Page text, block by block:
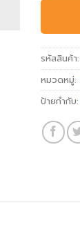
รหัสสินค้า:
หมวดหมู่:
ป้ายกำกับ: